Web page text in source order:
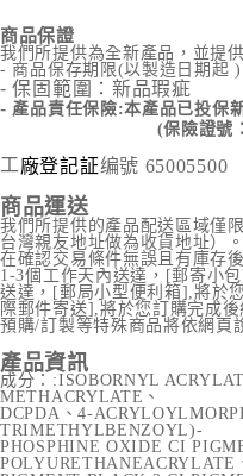
商品保證
我們所提供為全新產品，並提
- 商品保存期限(以製造日期起
- 保固範圍：新品瑕疵
- 產品責任保險:本產品已投保
(保險證號：
工廠登記証编號 65005500
商品運送
我們所提供的產品配送區域僅
台灣親友地址做為收貨地址）。
在確認交易條件無誤且有庫存
1-3個工作天內送達，[郵寄小
送達，[郵局小型便利箱],將於
際郵件寄送],將於您訂購完成
預購/訂製等特殊商品將依網頁
產品資訊
成分：:ISOBORNYL
METHACRYLATE、
DCPDA、4-
TRIMETHYLBENZOYL)-
PHOSPHINE OXIDE CI
POLYURETHANEACRYLATE